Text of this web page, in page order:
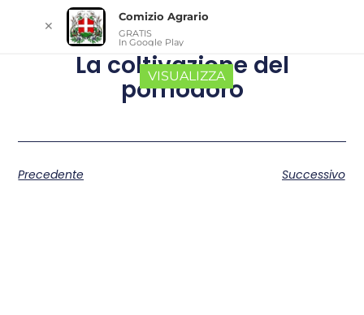
La coltivazione del
pomodoro
Precedente Successivo
✕
Comizio Agrario
GRATIS
In Google Play
VISUALIZZA